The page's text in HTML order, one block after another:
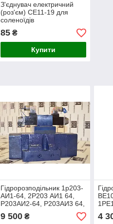
З'єднувач електричний
(роз'єм) СЕ11-19 для
соленоїдів
гідророзподільника з
світлодіодом, нового
зразка
85₴
Купити
Гідророзподільник 1р203-
АИ1-64, 2Р203 АИ1 64,
Р203АИ2-64, Р203АИ3 64,
ВЕХ20-АИ1-64, РЕХ20.3-
АИ1-64
9 500₴ 4